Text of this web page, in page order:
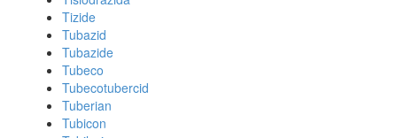
Tizide
Tubazid
Tubazide
Tubeco
Tubecotubercid
Tuberian
Tubicon